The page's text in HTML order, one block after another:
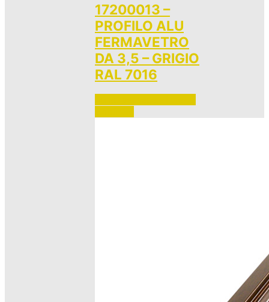
17200013 –
PROFILO ALU
FERMAVETRO
DA 3,5 – GRIGIO
RAL 7016